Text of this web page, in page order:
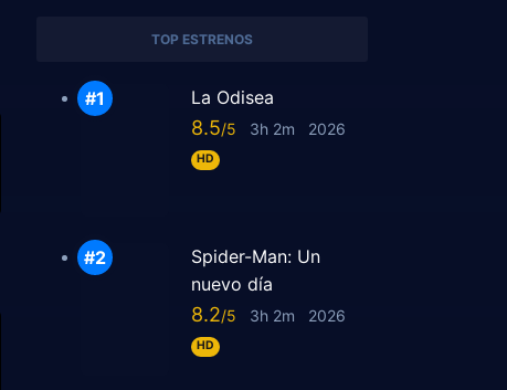
TOP ESTRENOS
La Odisea
8.5 3h 2m 2026
HD
Spider-Man: Un
nuevo día
8.2 3h 2m 2026
HD